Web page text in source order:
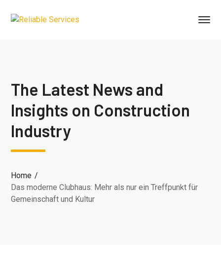
The Latest News and
Insights on Construction
Industry
Home
Das moderne Clubhaus: Mehr als nur ein Treffpunkt für
Gemeinschaft und Kultur